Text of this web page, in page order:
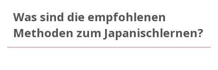
Was sind die empfohlenen
Methoden zum Japanischlernen?